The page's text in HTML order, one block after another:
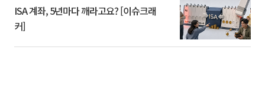
ISA 계좌, 5년마다 깨라고요? [이슈크래
커]